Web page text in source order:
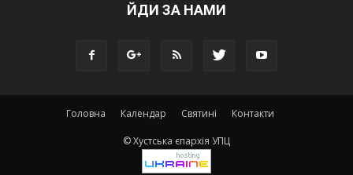
ЙДИ ЗА НАМИ
Головна Календар Святині Контакти
© Хустська єпархія УПЦ